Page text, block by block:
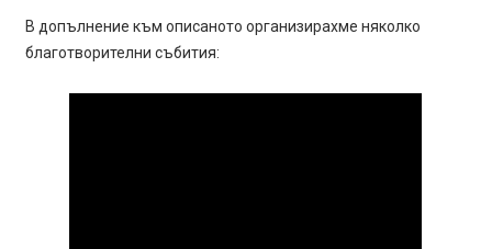
В допълнение към описаното организирахме няколко
благотворителни събития: